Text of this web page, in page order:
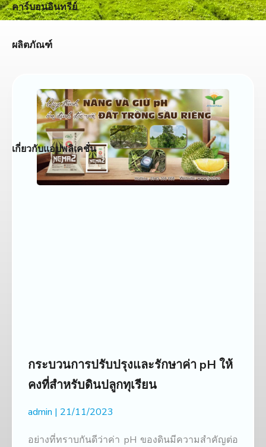
คาร์บอนอินทรีย์
ผลิตภัณฑ์
เกี่ยวกับแอปพลิเคชั่น
กระบวนการปรับปรุงและรักษาค่า pH ให้
คงที่สำหรับดินปลูกทุเรียน
admin 21/11/2023
อย่างที่ทราบกันดีว่าค่า pH ของดินมีความสำคัญต่อ